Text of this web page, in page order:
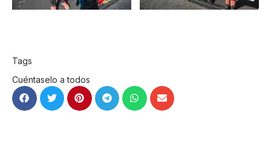
Tags
Cuéntaselo a todos